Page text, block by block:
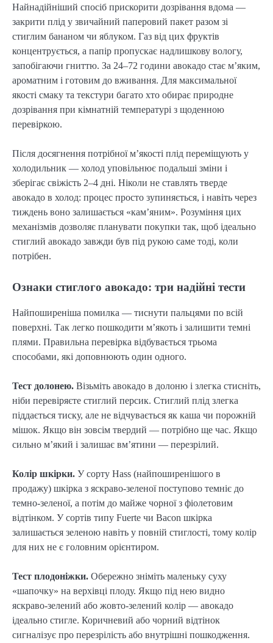
Найнадійніший спосіб прискорити дозрівання вдома —
закрити плід у звичайний паперовий пакет разом зі
стиглим бананом чи яблуком. Газ від цих фруктів
концентрується, а папір пропускає надлишкову вологу,
запобігаючи гниттю. За 24–72 години авокадо стає м’яким,
ароматним і готовим до вживання. Для максимальної
якості смаку та текстури багато хто обирає природне
дозрівання при кімнатній температурі з щоденною
перевіркою.
Після досягнення потрібної м’якості плід переміщують у
холодильник — холод уповільнює подальші зміни і
зберігає свіжість 2–4 дні. Ніколи не ставлять тверде
авокадо в холод: процес просто зупиняється, і навіть через
тиждень воно залишається «кам’яним». Розуміння цих
механізмів дозволяє планувати покупки так, щоб ідеально
стиглий авокадо завжди був під рукою саме тоді, коли
потрібен.
Ознаки стиглого авокадо: три надійні тести
Найпоширеніша помилка — тиснути пальцями по всій
поверхні. Так легко пошкодити м’якоть і залишити темні
плями. Правильна перевірка відбувається трьома
способами, які доповнюють один одного.
Тест долонею. Візьміть авокадо в долоню і злегка стисніть,
ніби перевіряєте стиглий персик. Стиглий плід злегка
піддається тиску, але не відчувається як каша чи порожній
мішок. Якщо він зовсім твердий — потрібно ще час. Якщо
сильно м’який і залишає вм’ятини — перезрілий.
Колір шкірки. У сорту Hass (найпоширенішого в
продажу) шкірка з яскраво-зеленої поступово темніє до
темно-зеленої, а потім до майже чорної з фіолетовим
відтінком. У сортів типу Fuerte чи Bacon шкірка
залишається зеленою навіть у повній стиглості, тому колір
для них не є головним орієнтиром.
Тест плодоніжки. Обережно зніміть маленьку суху
«шапочку» на верхівці плоду. Якщо під нею видно
яскраво-зелений або жовто-зелений колір — авокадо
ідеально стигле. Коричневий або чорний відтінок
сигналізує про перезрілість або внутрішні пошкодження.